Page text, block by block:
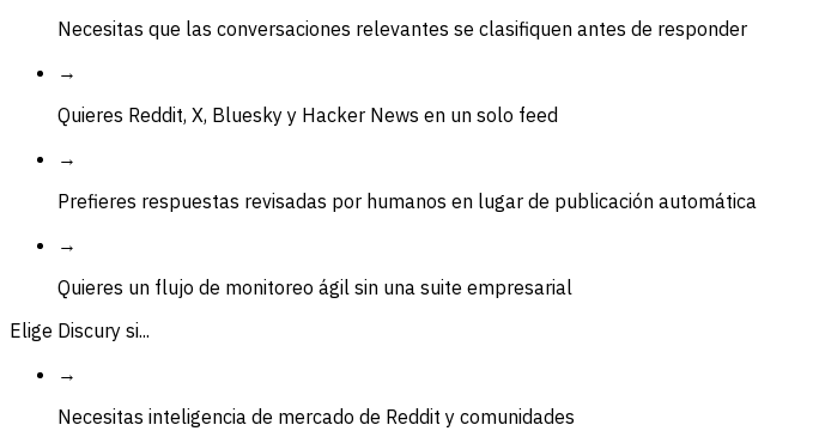
Necesitas que las conversaciones relevantes se clasifiquen antes de responder
→
Quieres Reddit, X, Bluesky y Hacker News en un solo feed
→
Prefieres respuestas revisadas por humanos en lugar de publicación automática
→
Quieres un flujo de monitoreo ágil sin una suite empresarial
Elige Discury si...
→
Necesitas inteligencia de mercado de Reddit y comunidades